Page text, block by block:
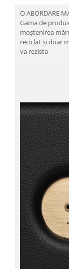
O ABORDARE
Gama de
moștenirea
reciclat și doar
va rezista